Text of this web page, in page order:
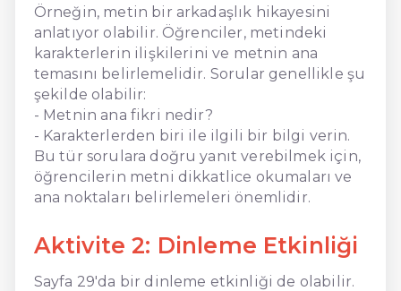
Örneğin, metin bir arkadaşlık hikayesini
anlatıyor olabilir. Öğrenciler, metindeki
karakterlerin ilişkilerini ve metnin ana
temasını belirlemelidir. Sorular genellikle şu
şekilde olabilir:
- Metnin ana fikri nedir?
- Karakterlerden biri ile ilgili bir bilgi verin.
Bu tür sorulara doğru yanıt verebilmek için,
öğrencilerin metni dikkatlice okumaları ve
ana noktaları belirlemeleri önemlidir.
Aktivite 2: Dinleme Etkinliği
Sayfa 29'da bir dinleme etkinliği de olabilir.